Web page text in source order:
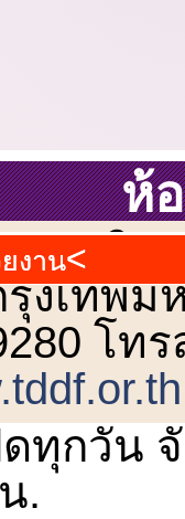
ห้
งาน
ถนนวิ
งเทพม
โท
ดทุกวัน
.